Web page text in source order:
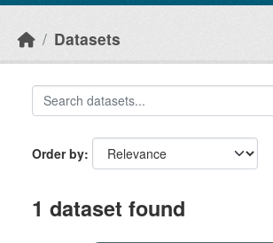
Datasets
Order by
1 dataset found